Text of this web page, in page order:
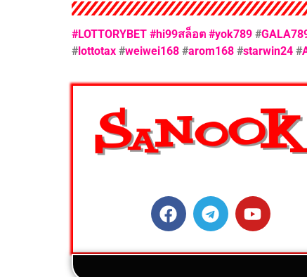
#LOTTORYBET #hi99สล็อต #yok789 #
# lottotax #weiwei168 #arom168 #starwin24 #